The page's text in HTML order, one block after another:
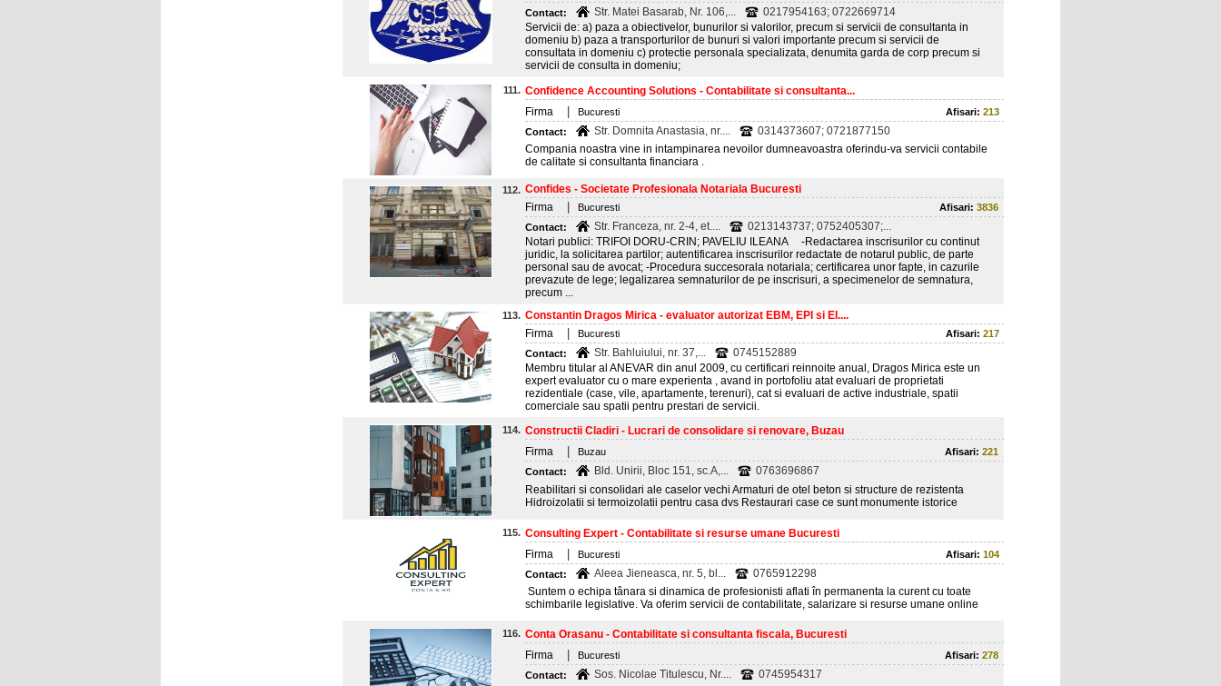
Contact:
Str. Matei Basarab, Nr. 106,...
0217954163; 0722669714
Servicii de: a) paza a obiectivelor, bunurilor si valorilor, precum si servicii de consultanta in
domeniu b) paza a transporturilor de bunuri si valori importante precum si servicii de
consultata in domeniu c) protectie personala specializata, denumita garda de corp precum si
servicii de consulta in domeniu;
111. Confidence Accounting Solutions - Contabilitate si consultanta...
Firma
Bucuresti Afisari: 213
Contact:
Str. Domnita Anastasia, nr....
0314373607; 0721877150
Compania noastra vine in intampinarea nevoilor dumneavoastra oferindu-va servicii contabile
de calitate si consultanta financiara .
112. Confides - Societate Profesionala Notariala Bucuresti
Firma
Bucuresti Afisari: 3836
Contact:
Str. Franceza, nr. 2-4, et....
0213143737; 0752405307;...
Notari publici: TRIFOI DORU-CRIN; PAVELIU ILEANA -Redactarea inscrisurilor cu continut
juridic, la solicitarea partilor; autentificarea inscrisurilor redactate de notarul public, de parte
personal sau de avocat; -Procedura succesorala notariala; certificarea unor fapte, in cazurile
prevazute de lege; legalizarea semnaturilor de pe inscrisuri, a specimenelor de semnatura,
precum ...
113. Constantin Dragos Mirica - evaluator autorizat EBM, EPI si EI....
Firma
Bucuresti Afisari: 217
Contact:
Str. Bahluiului, nr. 37,...
0745152889
Membru titular al ANEVAR din anul 2009, cu certificari reinnoite anual, Dragos Mirica este un
expert evaluator cu o mare experienta , avand in portofoliu atat evaluari de proprietati
rezidentiale (case, vile, apartamente, terenuri), cat si evaluari de active industriale, spatii
comerciale sau spatii pentru prestari de servicii.
114. Constructii Cladiri - Lucrari de consolidare si renovare, Buzau
Firma
Buzau Afisari: 221
Contact:
Bld. Unirii, Bloc 151, sc.A,...
0763696867
Reabilitari si consolidari ale caselor vechi Armaturi de otel beton si structure de rezistenta
Hidroizolatii si termoizolatii pentru casa dvs Restaurari case ce sunt monumente istorice
115. Consulting Expert - Contabilitate si resurse umane Bucuresti
Firma
Bucuresti Afisari: 104
Contact:
Aleea Jieneasca, nr. 5, bl...
0765912298
Suntem o echipa tânara si dinamica de profesionisti aflati în permanenta la curent cu toate
schimbarile legislative. Va oferim servicii de contabilitate, salarizare si resurse umane online
116. Conta Orasanu - Contabilitate si consultanta fiscala, Bucuresti
Firma
Bucuresti Afisari: 278
Contact:
Sos. Nicolae Titulescu, Nr....
0745954317